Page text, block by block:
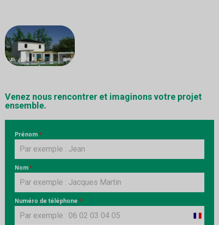
Venez nous rencontrer et imaginons votre projet
ensemble.
Prénom *
Nom *
Numéro de téléphone *
France